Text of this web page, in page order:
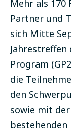
Mehr als
Partner und
sich Mitte
Jahrestreffen
Program
die
den
sowie mit